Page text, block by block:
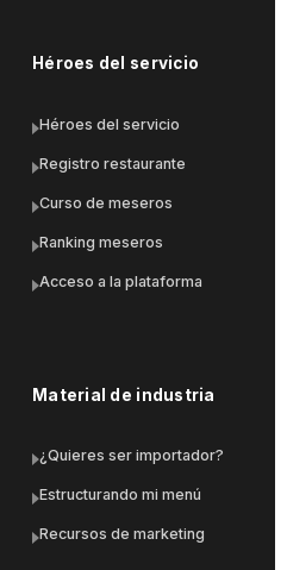
Héroes del servicio
Héroes del servicio
Registro restaurante
Curso de meseros
Ranking meseros
Acceso a la plataforma
Material de industria
¿Quieres ser importador?
Estructurando mi menú
Recursos de marketing